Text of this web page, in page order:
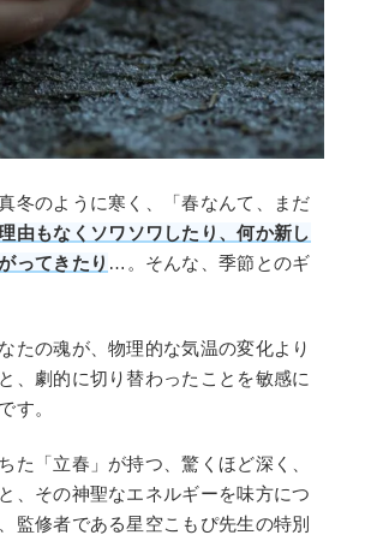
冬のように寒く、「春なんて、まだ
由もなくソワソワしたり、何か新し
ってきたり …。そんな、季節とのギ
たの魂が、物理的な気温の変化より
、劇的に切り替わったことを敏感に
す。
た「立春」が持つ、驚くほど深く、
、その神聖なエネルギーを味方につ
監修者である星空こもぴ先生の特別